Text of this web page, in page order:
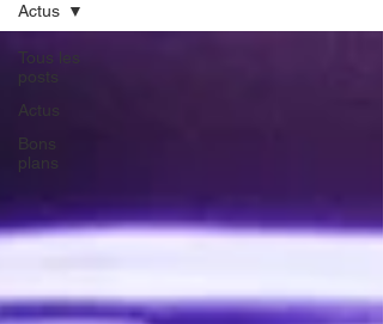
Tous les
posts
Actus
Bons
plans
Actus